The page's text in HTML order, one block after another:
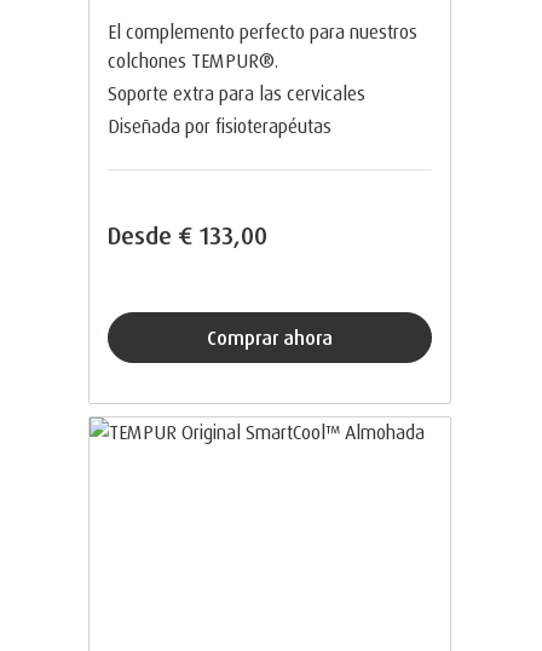
El complemento perfecto para nuestros
colchones TEMPUR®.
Soporte extra para las cervicales
Diseñada por fisioterapéutas
Desde € 133,00
Comprar ahora